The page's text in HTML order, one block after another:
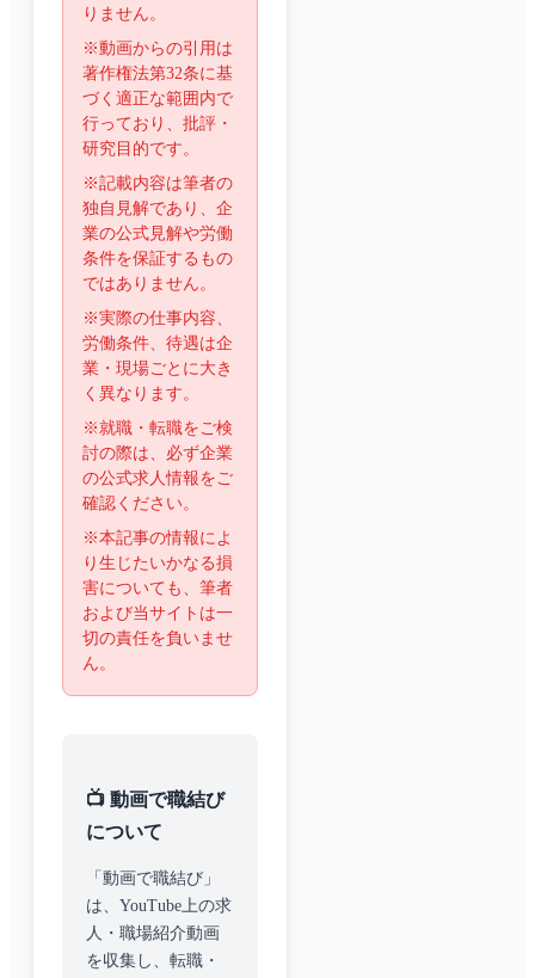
りません。
※動画からの引用は
著作権法第32条に基
づく適正な範囲内で
行っており、批評・
研究目的です。
※記載内容は筆者の
独自見解であり、企
業の公式見解や労働
条件を保証するもの
ではありません。
※実際の仕事内容、
労働条件、待遇は企
業・現場ごとに大き
く異なります。
※就職・転職をご検
討の際は、必ず企業
の公式求人情報をご
確認ください。
※本記事の情報によ
り生じたいかなる損
害についても、筆者
および当サイトは一
切の責任を負いませ
ん。
📺 動画で職結び
について
「動画で職結び」
は、YouTube上の求
人・職場紹介動画
を収集し、転職・